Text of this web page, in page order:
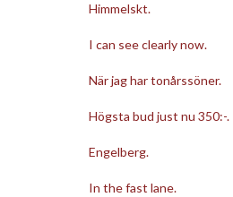
Himmelskt.
I can see clearly now.
När jag har tonårssöner.
Högsta bud just nu 350:-.
Engelberg.
In the fast lane.